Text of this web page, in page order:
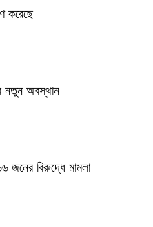
করেছে
নতুন অবস্থান
জনের বিরুদ্ধে মামলা